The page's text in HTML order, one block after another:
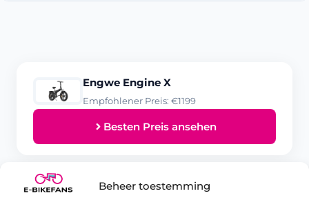
Beheer toestemming
Engwe Engine X
Empfohlener Preis: €1199
Besten Preis ansehen